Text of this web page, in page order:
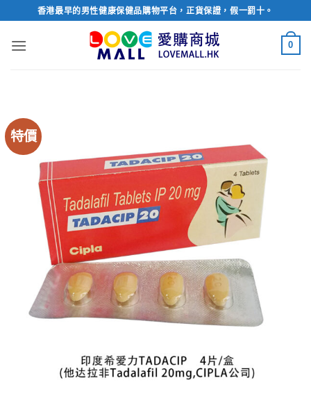
to
content
香港最早的男性健康保健品購物平台，正貨保證，假一罰十。
0
特價